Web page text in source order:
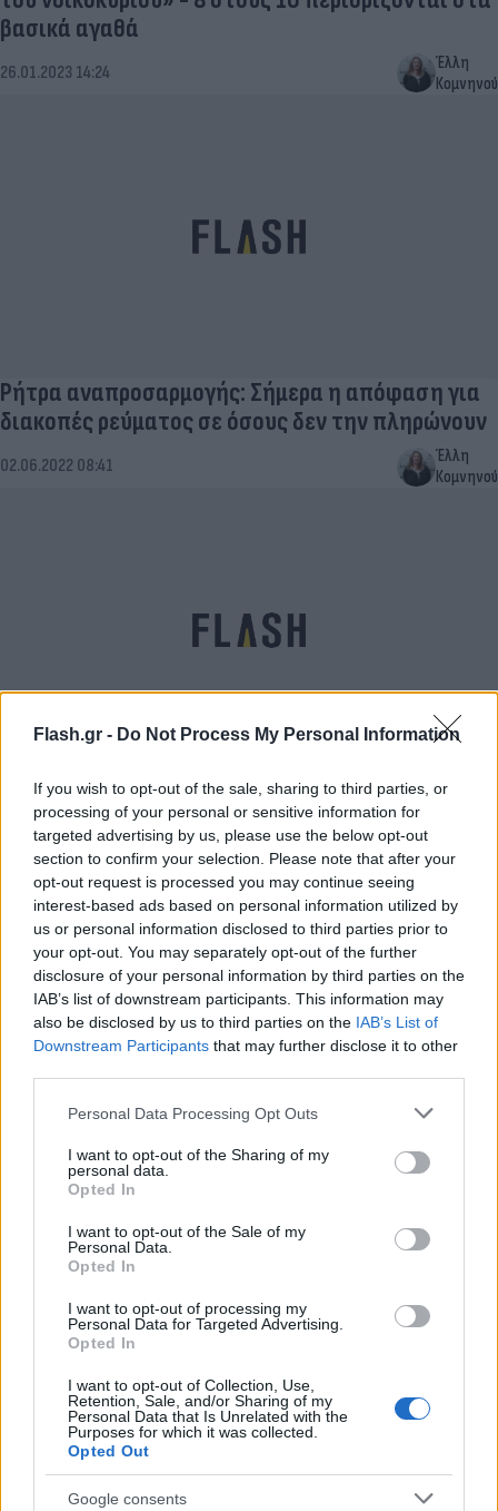
Flash.gr - Do Not Process My Personal Information
If you wish to opt-out of the sale, sharing to third parties, or
processing of your personal or sensitive information for
targeted advertising by us, please use the below opt-out
section to confirm your selection. Please note that after your
opt-out request is processed you may continue seeing
interest-based ads based on personal information utilized by
us or personal information disclosed to third parties prior to
your opt-out. You may separately opt-out of the further
disclosure of your personal information by third parties on the
IAB’s list of downstream participants. This information may
also be disclosed by us to third parties on the IAB’s List of
Downstream Participants that may further disclose it to other
Please note that this website/app uses one or more Google
not limited to your visit or usage behaviour. You may click to
grant or deny consent to Google and its third-party tags to
use your data for below specified purposes in below Google
consent section.
Personal Data Processing Opt Outs
I want to opt-out of the Sharing of my
personal data.
Opted In
I want to opt-out of the Sale of my
Personal Data.
Opted In
I want to opt-out of processing my
Personal Data for Targeted Advertising.
Opted In
I want to opt-out of Collection, Use,
Retention, Sale, and/or Sharing of my
Personal Data that Is Unrelated with the
Purposes for which it was collected.
Opted Out
Google consents
βασικά αγαθά
26.01.2023 14:24
Έλλη
Κομνηνού
Ρήτρα αναπροσαρμογής: Σήμερα η απόφαση για
διακοπές ρεύματος σε όσους δεν την πληρώνουν
02.06.2022 08:41
Έλλη
Κομνηνού
ΔΕΗ: Ζητά πιλοτική δίκη στον Άρειο Πάγο για τη
ρήτρα αναπροσαρμογής
31.05.2022 08:12
Κομνηνού
ΕΚΠΟΙΖΩ: Kατέθεσε την πρώτη συλλογική αγωγή
κατά της ΔΕΗ για τη ρήτρα αναπροσαρμογής
03.05.2022 21:27